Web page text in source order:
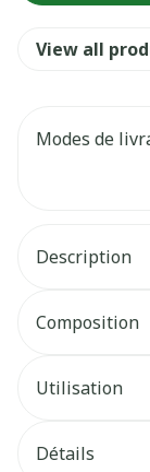
View all
Modes de
Description
Composition
Utilisation
Détails